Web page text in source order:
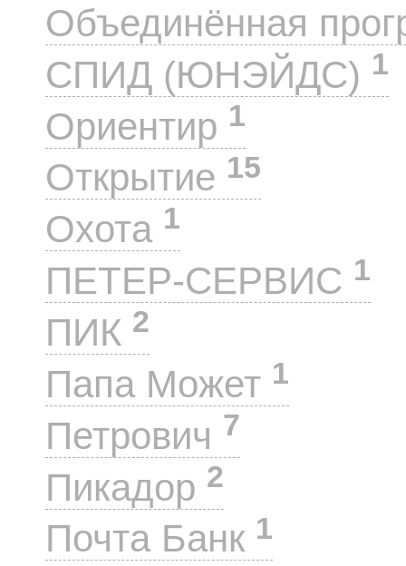
Объединённая
СПИД (ЮНЭЙДС) 1
Ориентир 1
Открытие 15
Охота 1
ПЕТЕР-СЕРВИС 1
ПИК 2
Папа Может 1
Петрович 7
Пикадор 2
Почта Банк 1